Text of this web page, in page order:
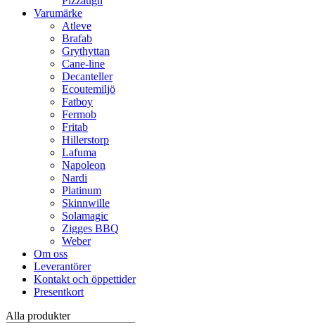
Varumärke
Atleve
Brafab
Grythyttan
Cane-line
Decanteller
Ecoutemiljö
Fatboy
Fermob
Fritab
Hillerstorp
Lafuma
Napoleon
Nardi
Platinum
Skinnwille
Solamagic
Zigges BBQ
Weber
Om oss
Leverantörer
Kontakt och öppettider
Presentkort
Alla produkter